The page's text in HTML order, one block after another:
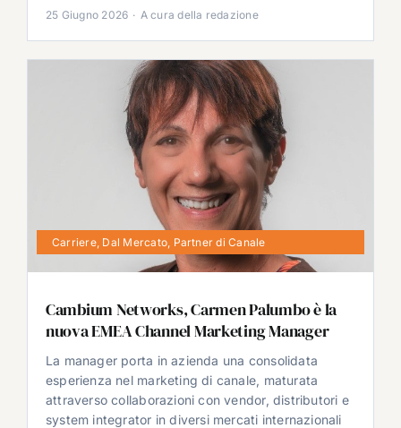
25 Giugno 2026 · A cura della redazione
Carriere, Dal Mercato Partner di Canale
Cambium Networks, Carmen Palumbo è la
nuova EMEA Channel Marketing Manager
La manager porta in azienda una consolidata
esperienza nel marketing di canale, maturata
attraverso collaborazioni con vendor, distributori e
system integrator in diversi mercati internazionali